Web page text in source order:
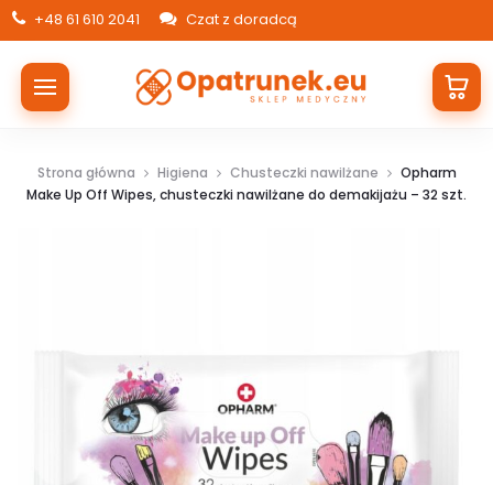
+48 61 610 2041 Czat z doradcą
Strona główna Higiena Chusteczki nawilżane
Opharm
Make Up Off Wipes, chusteczki nawilżane do demakijażu – 32 szt.